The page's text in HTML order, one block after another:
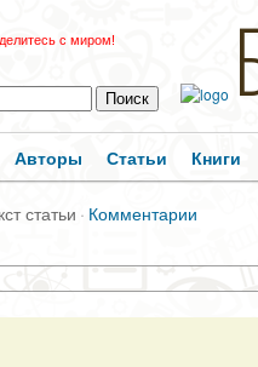
делитесь с миром!
Авторы Статьи Книги
статьи · Комментарии